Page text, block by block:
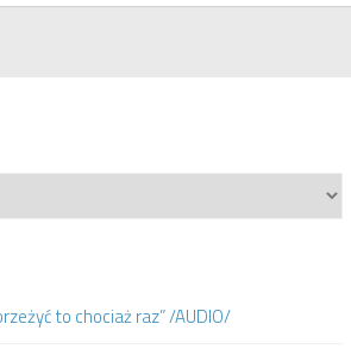
to chociaż raz” /AUDIO/